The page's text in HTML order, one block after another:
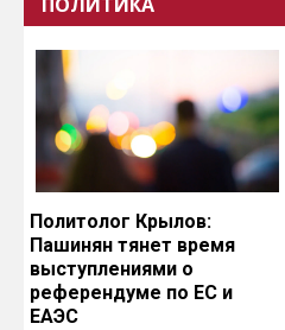
Политолог Крылов:
Пашинян тянет время
выступлениями о
референдуме по ЕС и
ЕАЭС